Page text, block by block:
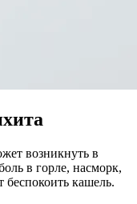
возникнуть в
в горле, насморк,
беспокоить кашель.